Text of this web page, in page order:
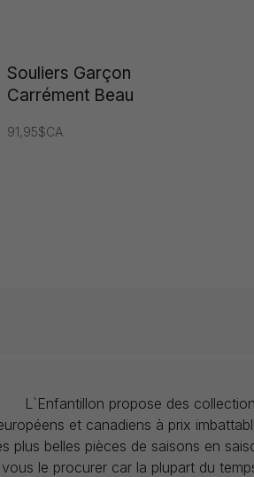
Souliers Garçon
Carrément Beau
91,95$CA
L`Enfantillon propose des
et canadiens à prix
plus belles pièces de saisons en
vous le procurer car la plupart du